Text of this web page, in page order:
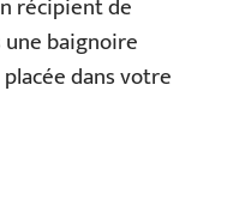
récipient de
baignoire
dans votre